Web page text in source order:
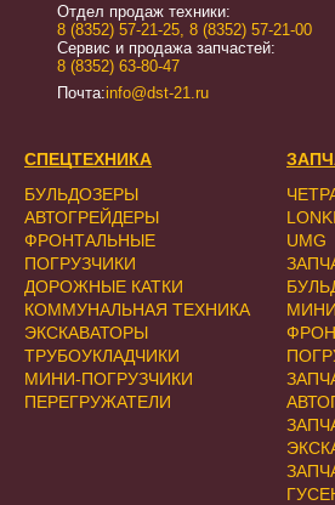
Отдел продаж техники:
8 (8352) 57-21-25 8 (8352) 57-21-00
Сервис и продажа запчастей:
8 (8352) 63-80-47
Почта:info@dst-21.ru
СПЕЦТЕХНИКА
БУЛЬДОЗЕРЫ
АВТОГРЕЙДЕРЫ
ФРОНТАЛЬНЫЕ
ПОГРУЗЧИКИ
ДОРОЖНЫЕ КАТКИ
КОММУНАЛЬНАЯ ТЕХНИКА
ЭКСКАВАТОРЫ
ТРУБОУКЛАДЧИКИ
МИНИ-ПОГРУЗЧИКИ
ПЕРЕГРУЖАТЕЛИ
UMG